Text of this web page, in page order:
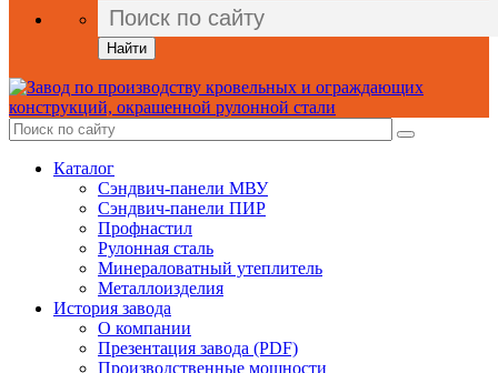
Найти
Каталог
Сэндвич-панели МВУ
Сэндвич-панели ПИР
Профнастил
Рулонная сталь
Минераловатный утеплитель
Металлоизделия
История завода
О компании
Презентация завода (PDF)
Производственные мощности